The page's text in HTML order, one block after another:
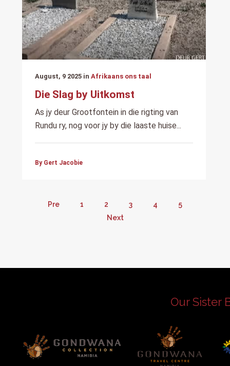
August, 9 2025 in Afrikaans ons taal
Die Slag by Uitkomst
As jy deur Grootfontein in die rigting van
Rundu ry, nog voor jy by die laaste huise...
By Gert Jacobie
Pre 1 2 3 4
5
Next
Our Sister